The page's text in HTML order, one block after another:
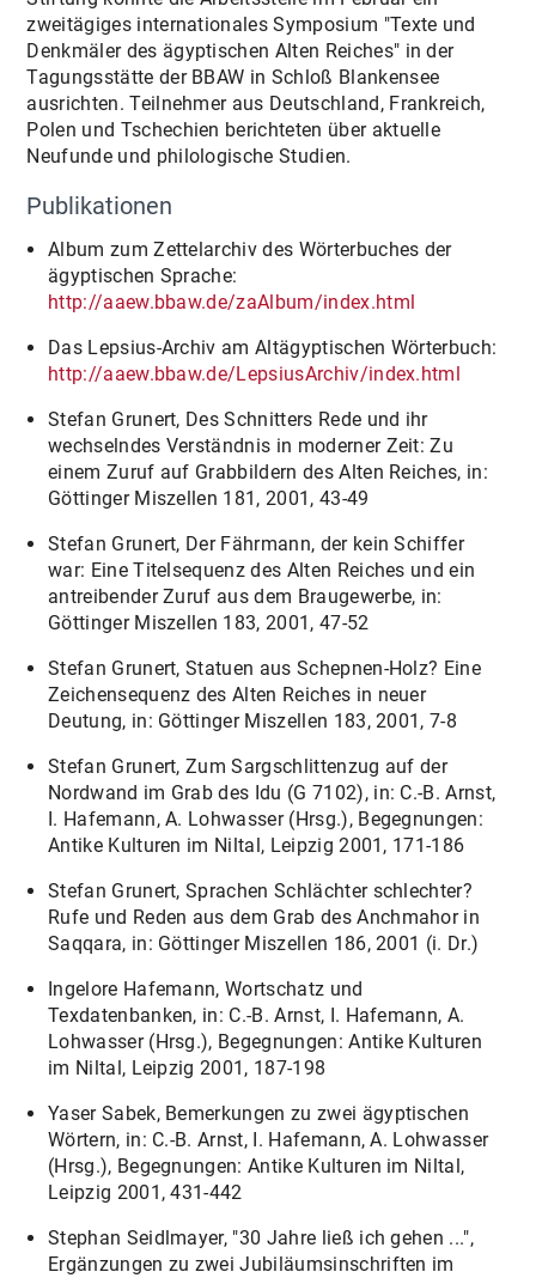
zweitägiges internationales Symposium "Texte und
Denkmäler des ägyptischen Alten Reiches" in der
Tagungsstätte der BBAW in Schloß Blankensee
ausrichten. Teilnehmer aus Deutschland, Frankreich,
Polen und Tschechien berichteten über aktuelle
Neufunde und philologische Studien.
Publikationen
Album zum Zettelarchiv des Wörterbuches der
ägyptischen Sprache:
http://aaew.bbaw.de/zaAlbum/index.html
Das Lepsius-Archiv am Altägyptischen Wörterbuch:
http://aaew.bbaw.de/LepsiusArchiv/index.html
Stefan Grunert, Des Schnitters Rede und ihr
wechselndes Verständnis in moderner Zeit: Zu
einem Zuruf auf Grabbildern des Alten Reiches, in:
Göttinger Miszellen 181, 2001, 43-49
Stefan Grunert, Der Fährmann, der kein Schiffer
war: Eine Titelsequenz des Alten Reiches und ein
antreibender Zuruf aus dem Braugewerbe, in:
Göttinger Miszellen 183, 2001, 47-52
Stefan Grunert, Statuen aus Schepnen-Holz? Eine
Zeichensequenz des Alten Reiches in neuer
Deutung, in: Göttinger Miszellen 183, 2001, 7-8
Stefan Grunert, Zum Sargschlittenzug auf der
Nordwand im Grab des Idu (G 7102), in: C.-B. Arnst,
I. Hafemann, A. Lohwasser (Hrsg.), Begegnungen:
Antike Kulturen im Niltal, Leipzig 2001, 171-186
Stefan Grunert, Sprachen Schlächter schlechter?
Rufe und Reden aus dem Grab des Anchmahor in
Saqqara, in: Göttinger Miszellen 186, 2001 (i. Dr.)
Ingelore Hafemann, Wortschatz und
Texdatenbanken, in: C.-B. Arnst, I. Hafemann, A.
Lohwasser (Hrsg.), Begegnungen: Antike Kulturen
im Niltal, Leipzig 2001, 187-198
Yaser Sabek, Bemerkungen zu zwei ägyptischen
Wörtern, in: C.-B. Arnst, I. Hafemann, A. Lohwasser
(Hrsg.), Begegnungen: Antike Kulturen im Niltal,
Leipzig 2001, 431-442
Stephan Seidlmayer, "30 Jahre ließ ich gehen ...",
Ergänzungen zu zwei Jubiläumsinschriften im